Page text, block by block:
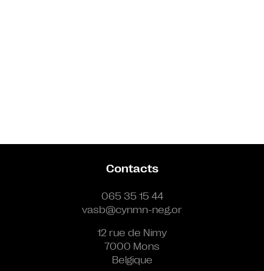
Contacts
065 35 15 44
vasb@cynmn-neg.or
12 rue de Nimy
7000 Mons
Belgique